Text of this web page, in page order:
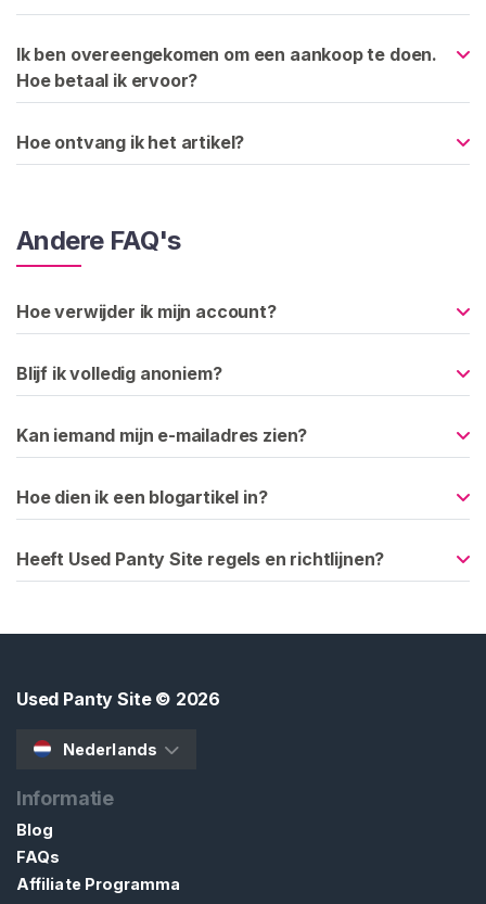
Ik ben overeengekomen om een aankoop te doen.
Hoe betaal ik ervoor?
Hoe ontvang ik het artikel?
Andere FAQ's
Hoe verwijder ik mijn account?
Blijf ik volledig anoniem?
Kan iemand mijn e-mailadres zien?
Hoe dien ik een blogartikel in?
Heeft Used Panty Site regels en richtlijnen?
Used Panty Site© 2026
Nederlands
Informatie
Blog
FAQs
Affiliate Programma
s
B
l
d
e
I
h
o
d
G
e
e
l
p
j
e
s